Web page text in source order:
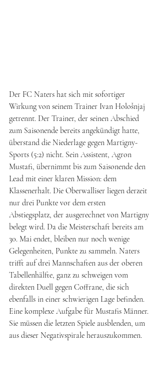
Der FC Naters hat sich mit sofortiger
Wirkung von seinem Trainer Ivan Hološnjaj
getrennt. Der Trainer, der seinen Abschied
zum Saisonende bereits angekündigt hatte,
überstand die Niederlage gegen Martigny-
Sports (5:2) nicht. Sein Assistent, Agron
Mustafi, übernimmt bis zum Saisonende den
Lead mit einer klaren Mission: dem
Klassenerhalt. Die Oberwalliser liegen derzeit
nur drei Punkte vor dem ersten
Abstiegsplatz, der ausgerechnet von Martigny
belegt wird. Da die Meisterschaft bereits am
30. Mai endet, bleiben nur noch wenige
Gelegenheiten, Punkte zu sammeln. Naters
trifft auf drei Mannschaften aus der oberen
Tabellenhälfte, ganz zu schweigen vom
direkten Duell gegen Coffrane, die sich
ebenfalls in einer schwierigen Lage befinden.
Eine komplexe Aufgabe für Mustafis Männer.
Sie müssen die letzten Spiele ausblenden, um
aus dieser Negativspirale herauszukommen.